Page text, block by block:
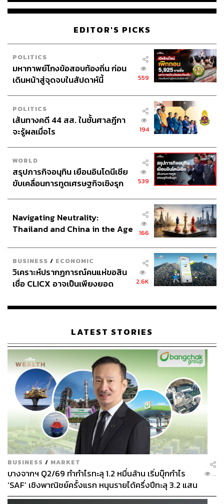
EDITOR'S PICKS
POLITICS
มหากาพย์โกงข้อสอบท้องถิ่น ก่อน
เดินหน้าสู่จุดจบในสัปดาห์นี้
559
POLITICS
เส้นทางคดี 44 สส. ในชั้นศาลฎีกา
จะรู้ผลเมื่อไร
194
WORLD
สรุปภารกิจอนุทิน เยือนอินโดนีเซีย
ขับเคลื่อนการทูตเศรษฐกิจเชิงรุก
539
Navigating Neutrality:
Thailand and China in the Age
166
BUSINESS / ECONOMIC
วิเคราะห์ปรากฏการณ์คนแห่ขอสิน
เชื่อ CLICX อาจเป็นเพียงยอด
เรือนไทยที่ถูกซุกไว้
2.6K
LATEST STORIES
BUSINESS / MARKET
บางจากฯ Q2/69 ทำกำไรทะลุ 1.2 หมื่นล้าน เริ่มบุ๊กกำไร
‘SAF’ เชิงพาณิชย์ครั้งแรก หนุนรายได้ครึ่งปีทะลุ 3.2 แสน
ล้าน
...